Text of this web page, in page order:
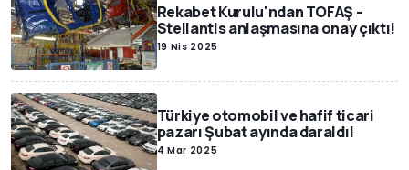
Rekabet Kurulu'ndan TOFAŞ -
Stellantis anlaşmasına onay çıktı!
19 Nis 2025
Türkiye otomobil ve hafif ticari
pazarı Şubat ayında daraldı!
4 Mar 2025